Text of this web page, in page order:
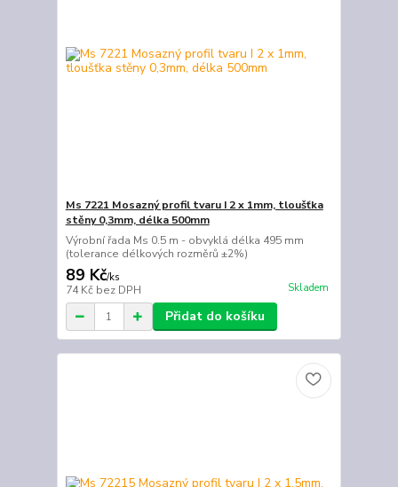
Ms 7221 Mosazný profil tvaru I 2 x 1mm, tloušťka
stěny 0,3mm, délka 500mm
Výrobní řada Ms 0.5 m - obvyklá délka 495 mm
(tolerance délkových rozměrů ±2%)
89 Kč/ks
74 Kč bez DPH Skladem
Přidat do košíku